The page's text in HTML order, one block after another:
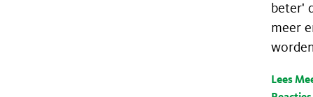
beter'
meer
Lees